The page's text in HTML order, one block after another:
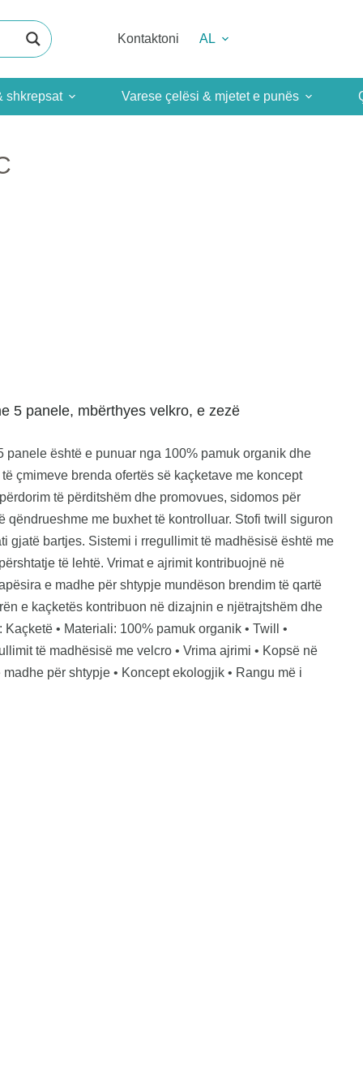
Kontaktoni AL
shkrepsat Varese çelësi & mjetet e punës
5 panele, mbërthyes velkro, e zezë
panele është e punuar nga 100% pamuk organik dhe
çmimeve brenda ofertës së kaçketave me koncept
të përditshëm dhe promovues, sidomos për
qëndrueshme me buxhet të kontrolluar. Stofi twill siguron
gjatë bartjes. Sistemi i rregullimit të madhësisë është me
të lehtë. Vrimat e ajrimit kontribuojnë në
e madhe për shtypje mundëson brendim të qartë
e kaçketës kontribuon në dizajnin e njëtrajtshëm dhe
• Materiali: 100% pamuk organik • Twill •
të madhësisë me velcro • Vrima ajrimi • Kopsë në
për shtypje • Koncept ekologjik • Rangu më i